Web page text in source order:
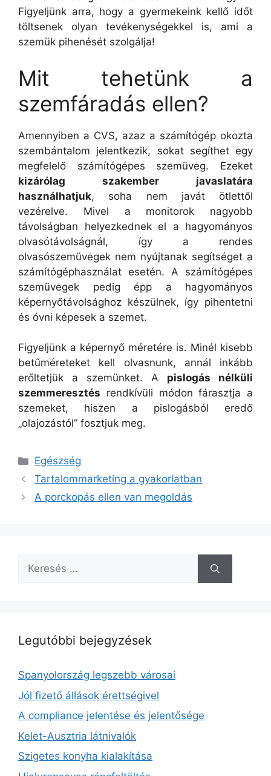
Figyeljünk arra, hogy a gyermekeink kellő időt
töltsenek olyan tevékenységekkel is, ami a
szemük pihenését szolgálja!
Mit tehetünk a
szemfáradás ellen?
Amennyiben a CVS, azaz a számítógép okozta
szembántalom jelentkezik, sokat segíthet egy
megfelelő számítógépes szemüveg. Ezeket
kizárólag szakember javaslatára
használhatjuk, soha nem javát ötlettől
vezérelve. Mivel a monitorok nagyobb
távolságban helyezkednek el a hagyományos
olvasótávolságnál, így a rendes
olvasószemüvegek nem nyújtanak segítséget a
számítógéphasználat esetén. A számítógépes
szemüvegek pedig épp a hagyományos
képernyőtávolsághoz készülnek, így pihentetni
és óvni képesek a szemet.
Figyeljünk a képernyő méretére is. Minél kisebb
betűméreteket kell olvasnunk, annál inkább
erőltetjük a szemünket. A pislogás nélküli
szemmeresztés rendkívüli módon fárasztja a
szemeket, hiszen a pislogásból eredő
„olajozástól” fosztjuk meg.
Kategória
Egészség
Tartalommarketing a gyakorlatban
A porckopás ellen van megoldás
Keresés:
Legutóbbi bejegyzések
Spanyolország legszebb városai
Jól fizető állások érettségivel
A compliance jelentése és jelentősége
Kelet-Ausztria látnivalók
Szigetes konyha kialakítása